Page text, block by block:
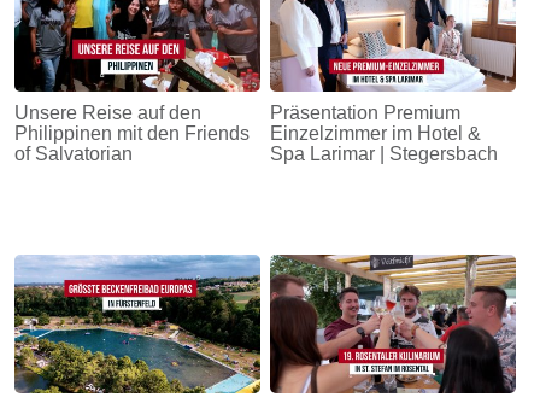
Unsere Reise auf den
Philippinen mit den Friends
of Salvatorian
Präsentation Premium
Einzelzimmer im Hotel &
Spa Larimar | Stegersbach